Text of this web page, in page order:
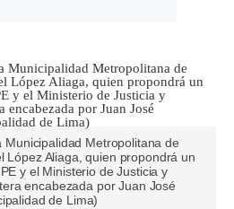
Municipalidad Metropolitana de
López Aliaga, quien propondrá un
y el Ministerio de Justicia y
encabezada por Juan José
de Lima)